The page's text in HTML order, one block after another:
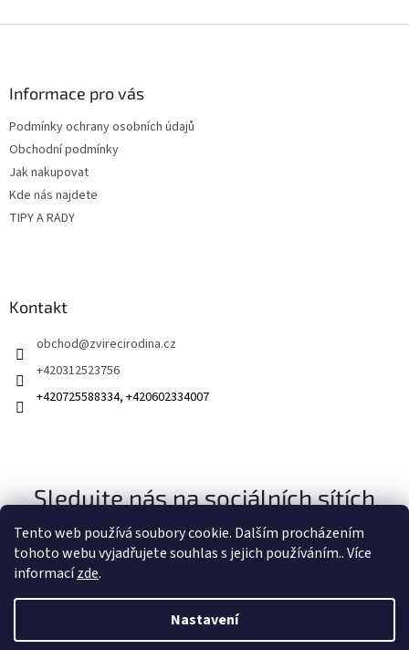
Tento web používá soubory cookie. Dalším procházením
tohoto webu vyjadřujete souhlas s jejich používáním.. Více
informacízde.
Nastavení
Informace pro vás
Podmínky ochrany osobních údajů
Obchodní podmínky
Jak nakupovat
Kde nás najdete
TIPY A RADY
Kontakt
obchod@zvirecirodina.cz
+420312523756
+420725588334, +420602334007
Sledujte nás na sociálních sítích
Vytvořil Shoptet